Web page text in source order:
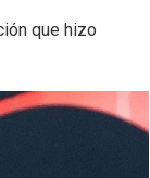
que hizo